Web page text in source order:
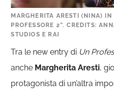
MARGHERITA ARESTI (NINA)
PROFESSORE 2”. CREDITS:
STUDIOS E RAI
Tra le new entry di Un
anche Margherita Aresti,
protagonista di un’altra